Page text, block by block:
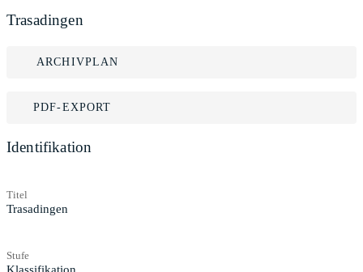
Trasadingen
ARCHIVPLAN
PDF-EXPORT
Identifikation
Titel
Trasadingen
Stufe
Klassifikation